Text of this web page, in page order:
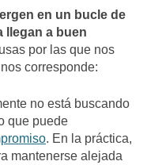
en un bucle de
llegan a buen
por las que nos
corresponde:
no está buscando
que puede
. En la práctica,
mantenerse alejada